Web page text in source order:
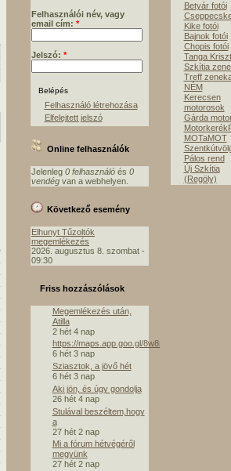
Felhasználói név, vagy
email cím: *
Jelszó: *
Felhasználó létrehozása
Elfelejtett jelszó
Online felhasználók
Jelenleg 0 felhasználó és 0
vendég van a webhelyen.
Következő esemény
Elhunyt Tűzoltók
megemlékezés
2026. augusztus 8. szombat -
09:30
Friss hozzászólások
Megemlékezés után,
Atilla
2 hét 4 nap
https://maps.app.goo.gl/8w8mE
6 hét 3 nap
Sziasztok, a jövő hét
6 hét 3 nap
Aki jön, és úgy gondolja
26 hét 4 nap
Stulával beszéltem,hogy
a
27 hét 2 nap
Mi a fórum hétvégéről
megyünk
27 hét 2 nap
Betyár fotói
Kike fotói
Bajnok fotói
Chopis fotói
Tanga
Szkítia
Treff
NÉM
Kerecsen
motorosok
Gárda
MOTaMOT
Pálos rend
Új Szkítia
(Regöly)